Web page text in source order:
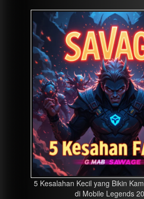
5 Kesalahan Kecil yang Bikin
di Mobile Legends